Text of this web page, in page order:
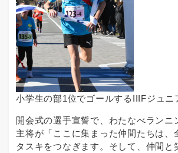
小学生の部1位でゴールするIIIFジュニ
開会式の選手宣誓で、わたなべランニ
主将が「ここに集まった仲間たちは、
タスキをつなぎます。そして、仲間と